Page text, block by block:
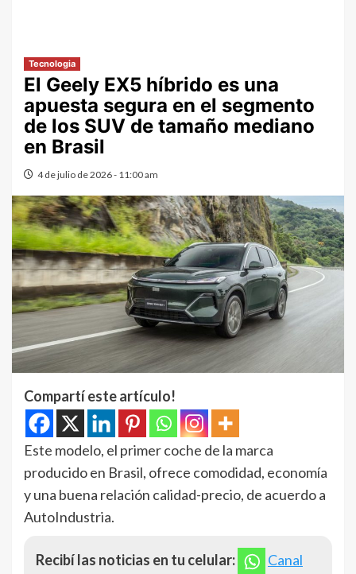
Tecnologia
El Geely EX5 híbrido es una
apuesta segura en el segmento
de los SUV de tamaño mediano
en Brasil
4 de julio de 2026 - 11:00 am
Compartí este artículo!
Este modelo, el primer coche de la marca
producido en Brasil, ofrece comodidad, economía
y una buena relación calidad-precio, de acuerdo a
AutoIndustria.
Recibí las noticias en tu celular:
Canal